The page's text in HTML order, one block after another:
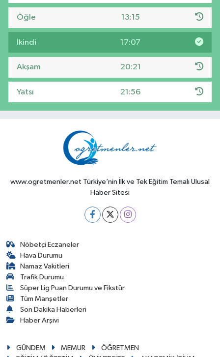
Öğle 13:15
İkindi 17:07
Akşam 20:21
Yatsı 21:56
www.ogretmenler.net Türkiye’nin İlk ve Tek Eğitim Temalı Ulusal
Haber Sitesi
Nöbetçi Eczaneler
Hava Durumu
Namaz Vakitleri
Trafik Durumu
Süper Lig Puan Durumu ve Fikstür
Tüm Manşetler
Son Dakika Haberleri
Haber Arşivi
GÜNDEM MEMUR
ÖĞRETMEN